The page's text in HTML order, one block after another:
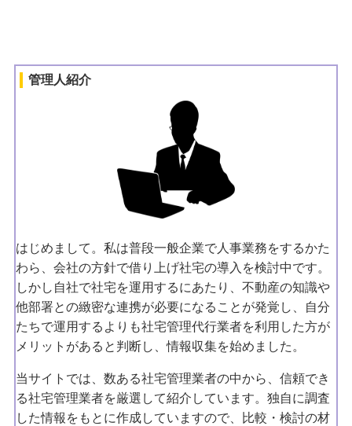
管理人紹介
はじめまして。私は普段一般企業で人事業務をするかた
わら、会社の方針で借り上げ社宅の導入を検討中です。
しかし自社で社宅を運用するにあたり、不動産の知識や
他部署との緻密な連携が必要になることが発覚し、自分
たちで運用するよりも社宅管理代行業者を利用した方が
メリットがあると判断し、情報収集を始めました。
当サイトでは、数ある社宅管理業者の中から、信頼でき
る社宅管理業者を厳選して紹介しています。独自に調査
した情報をもとに作成していますので、比較・検討の材